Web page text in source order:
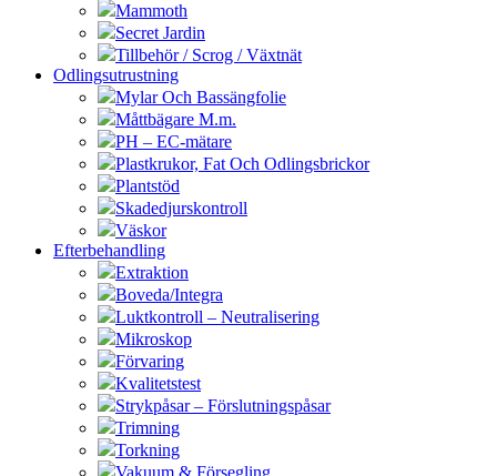
Mammoth
Secret Jardin
Tillbehör / Scrog / Växtnät
Odlingsutrustning
Mylar Och Bassängfolie
Måttbägare M.m.
PH – EC-mätare
Plastkrukor, Fat Och Odlingsbrickor
Plantstöd
Skadedjurskontroll
Väskor
Efterbehandling
Extraktion
Boveda/Integra
Luktkontroll – Neutralisering
Mikroskop
Förvaring
Kvalitetstest
Strykpåsar – Förslutningspåsar
Trimning
Torkning
Vakuum & Försegling